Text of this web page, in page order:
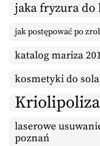
jaka fryzura do
jak postępować po
katalog mariza
kosmetyki do
laserowe
poznań